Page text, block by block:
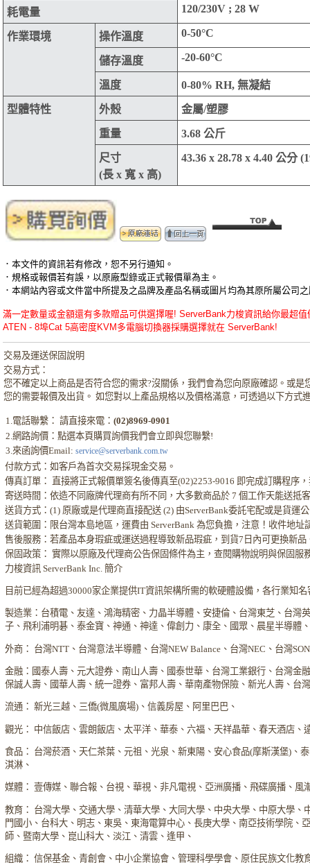
耗電量
120/230V ; 28 W
作業環境 操作溫度 0-50°C
儲存溫度 -20-60°C
溫度 0-80% RH, 無凝結
型體特性 外殼 金屬/塑膠
重量 3.68 公斤
尺寸
(長 x 寬 x 高)
43.36 x 28.78 x 4.40 公分
．本文件的資訊若有修改，恕不另行通知。
．規格或報價若有誤，以原廠型錄或正式報價單為主。
．本網站內容或文件當中所提及之品牌及產品名稱或圖片均為其原所屬公司
滿一定數量或金額還有多款贈品可供選擇喔! ServerBank力梭資訊給你最超
ATEN - 8埠Cat 5高密度KVM多電腦切換器採購選擇就在 ServerBank!
交易及運送保固說明
交易方式：
您不確定以上商品是否符合您的需求?沒關係，我們會為您向原廠確認。或
您的需要報價及出貨。 如您對以上產品規格以及價格滿意，可透過以下方式
1.電話聯繫： 請直接來電：(02)8969-0901
2.網路詢價：點選本頁購買詢價我們會立即與您聯繫!
3.來函詢價Email: service@serverbank.com.tw
付款方式：如客戶為首次交易採現金交易。
傳真訂單： 直接將正式報價單簽名後傳真至(02)2253-9016 即完成訂購程序
寄送時間：依造不同廠牌代理商有所不同，大多數商品於 7 個工作天能送抵
送貨方式：(1) 原廠或是代理商直接配送 (2) 由ServerBank委託宅配或是貨運
送貨範圍：限台灣本島地區，運費由 ServerBank 為您負擔，注意！收件地址
售後服務：若產品本身瑕疵或運送過程導致新品瑕疵，到貨7日內可更換新品
保固政策： 實際以原廠及代理商公告保固條件為主，查閱購物說明與保固服
力梭資訊 ServerBank Inc. 簡介
目前已經為超過30000家企業提供IT資訊架構所需的軟硬體設備，各行業知名
製造業：台積電、友達、鴻海精密、力晶半導體、安捷倫、台灣東芝、台灣
子、飛利浦明碁、泰金寶、神通、神達、偉創力、康全、國眾、晨星半導體
外商： 台灣NTT、台灣意法半導體、台灣NEW Balance、台灣NEC、台灣
金融：國泰人壽、元大證券、南山人壽、國泰世華、台灣工業銀行、台灣金
保誠人壽、國華人壽、統一證券、富邦人壽、華南產物保險、新光人壽、台
流通： 新光三越、三僑(微風廣場)、信義房屋、阿里巴巴、
觀光： 中信飯店、雲朗飯店、太平洋、華泰、六福、天祥晶華、春天酒店、
食品： 台灣菸酒、天仁茶葉、元祖、光泉、新東陽、安心食品(摩斯漢堡)、
淇淋、
媒體： 壹傳媒、聯合報、台視、華視、非凡電視、亞洲廣播、飛碟廣播、風
教育： 台灣大學、交通大學、清華大學、大同大學、中央大學、中原大學
門國小、台科大、明志、東吳、東海電算中心、長庚大學、南亞技術學院、
師、暨南大學、崑山科大、淡江、清雲、逢甲、
組織： 信保基金、青創會、中小企業協會、管理科學學會、原住民族文化教